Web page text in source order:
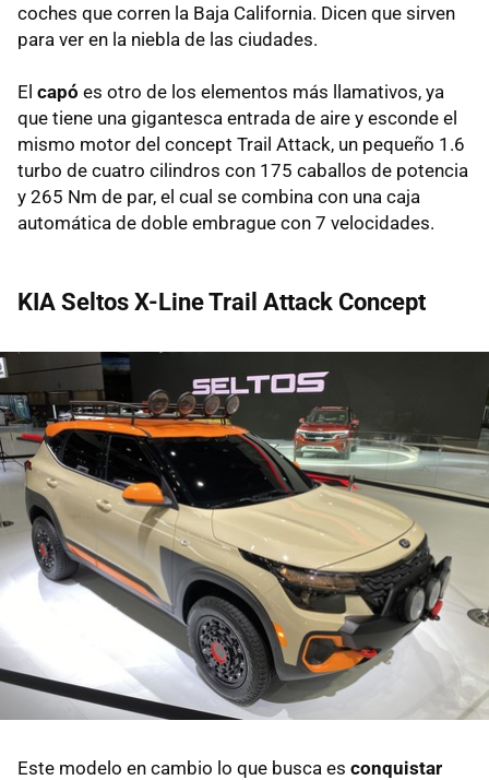
coches que corren la Baja California. Dicen que sirven
para ver en la niebla de las ciudades.
El capó es otro de los elementos más llamativos, ya
que tiene una gigantesca entrada de aire y esconde el
mismo motor del concept Trail Attack, un pequeño 1.6
turbo de cuatro cilindros con 175 caballos de potencia
y 265 Nm de par, el cual se combina con una caja
automática de doble embrague con 7 velocidades.
KIA Seltos X-Line Trail Attack Concept
Este modelo en cambio lo que busca es conquistar